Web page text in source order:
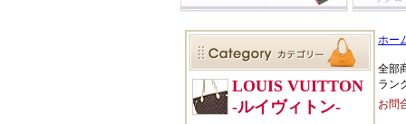
ホー
全部
ラン
お問